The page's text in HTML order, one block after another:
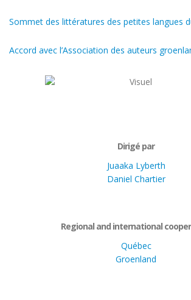
Sommet des littératures des petites langues
Accord avec l’Association des auteurs
Dirigé par
Juaaka Lyberth
Daniel Chartier
Regional and international
Québec
Groenland